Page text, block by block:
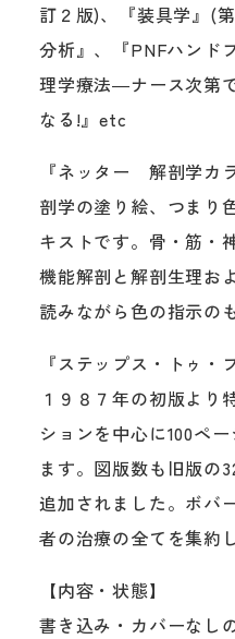
訂２版)、『装具学』(
分析』、『PNFハンド
理学療法―ナース次第
なる!』etc
『ネッター 解剖学カ
剖学の塗り絵、つまり
キストです。骨・筋・
機能解剖と解剖生理お
読みながら色の指示の
『ステップス・トゥ・
１９８７年の初版より
ションを中心に100ペ
ます。図版数も旧版の
追加されました。ボバ
者の治療の全てを集約
【内容・状態】
書き込み・カバーなし